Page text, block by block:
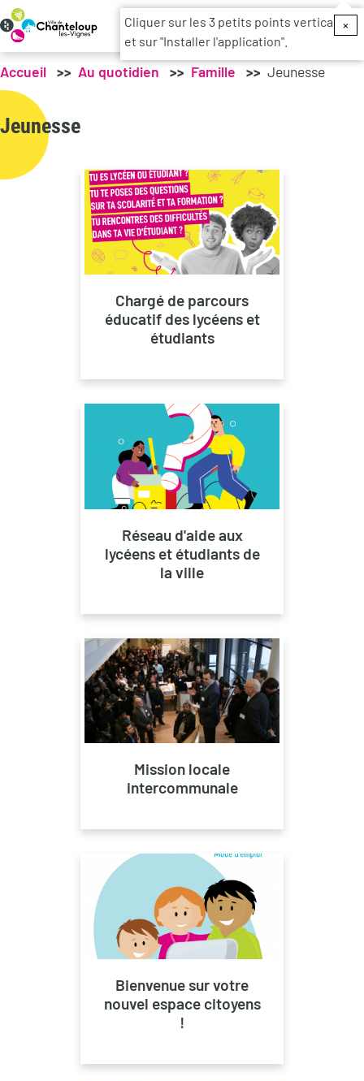
Menu
Accueil Au quotidien Famille Jeunesse
Jeunesse
Chargé de parcours
éducatif des lycéens et
étudiants
Réseau d'aide aux
lycéens et étudiants de
la ville
Mission locale
intercommunale
Bienvenue sur votre
nouvel espace citoyens
!
×
Cliquer sur les 3 petits points verticaux
et sur "Installer l'application".